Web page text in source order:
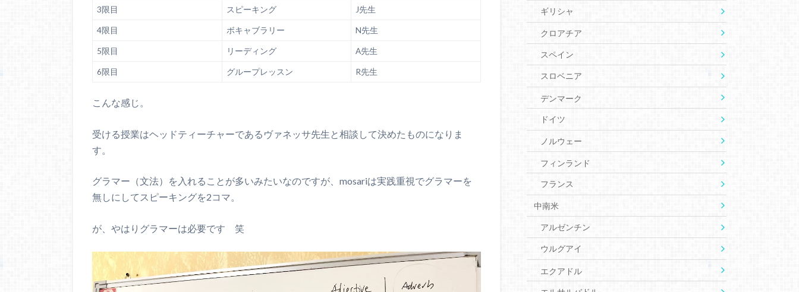
3限目 スピーキング J先生
4限目 ボキャブラリー N先生
5限目 リーディング A先生
6限目 グループレッスン R先生
こんな感じ。
受ける授業はヘッドティーチャーであるヴァネッサ先生と相談して決めたものになりま
す。
グラマー（文法）を入れることが多いみたいなのですが、mosariは実践重視でグラマーを
無しにしてスピーキングを2コマ。
が、やはりグラマーは必要です 笑
ギリシャ
クロアチア
スペイン
スロベニア
デンマーク
ドイツ
ノルウェー
フィンランド
フランス
中南米
アルゼンチン
ウルグアイ
エクアドル